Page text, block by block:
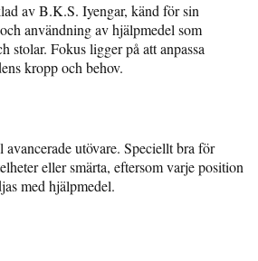
av B.K.S. Iyengar, känd för sin
användning av hjälpmedel som
stolar. Fokus ligger på att anpassa
kropp och behov.
utövare. Speciellt bra för
eller smärta, eftersom varje position
med hjälpmedel.